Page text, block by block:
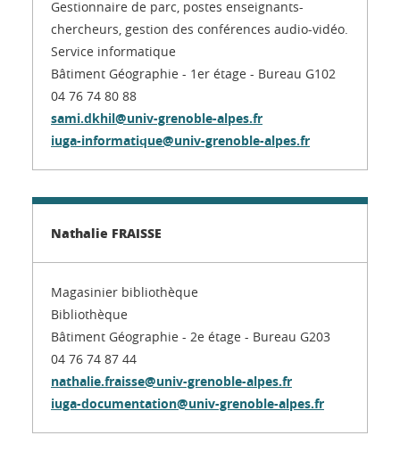
Gestionnaire de parc, postes enseignants-
chercheurs, gestion des conférences audio-vidéo.
Service informatique
Bâtiment Géographie - 1er étage - Bureau G102
04 76 74 80 88
sami.dkhil@univ-grenoble-alpes.fr
iuga-informatique@univ-grenoble-alpes.fr
Nathalie FRAISSE
Magasinier bibliothèque
Bibliothèque
Bâtiment Géographie - 2e étage - Bureau G203
04 76 74 87 44
nathalie.fraisse@univ-grenoble-alpes.fr
iuga-documentation@univ-grenoble-alpes.fr